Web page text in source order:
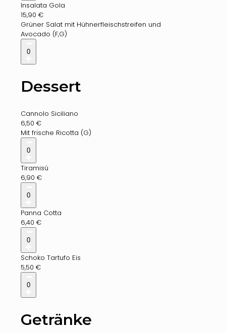
Insalata Gola
15,90 €
Grüner Salat mit Hühnerfleischstreifen und
Avocado (F,G)
0
Dessert
Cannolo Siciliano
6,50 €
Mit frische Ricotta (G)
0
Tiramisú
6,90 €
0
Panna Cotta
6,40 €
0
Schoko Tartufo Eis
5,50 €
0
Getränke